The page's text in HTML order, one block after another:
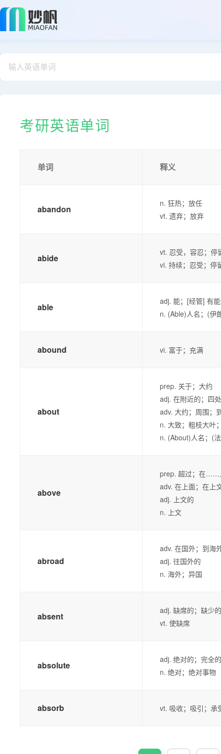
考研英语单词
单词 释义
abandon
n. 狂热；放任
vt. 遗弃；放弃
abide
vt. 忍受，容忍；停
vi. 持续；忍受；停
able
adj. 能；[经管] 有
n. (Able)人名；(伊
abound vi. 富于；充满
about
prep. 关于；大约
adj. 在附近的；四
adv. 大约；周围；
n. 大致；粗枝大叶
n. (About)人名；(
above
prep. 超过；在
adv. 在上面；在上
adj. 上文的
n. 上文
abroad
adv. 在国外；到海
adj. 往国外的
n. 海外；异国
absent
adj. 缺席的；缺少
vt. 使缺席
absolute
adj. 绝对的；完全
n. 绝对；绝对事物
absorb vt. 吸收；吸引；